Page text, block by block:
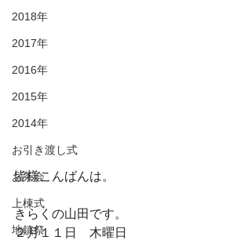
2018年
2017年
2016年
2015年
2014年
お引き渡し式
お茶会
上棟式
地鎮祭
皆様こんばんは。
きらくの山田です。
２月１１日　木曜日